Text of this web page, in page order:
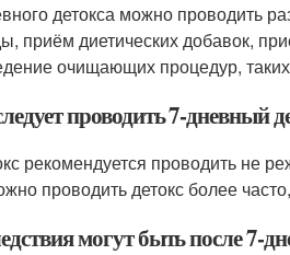
детокса можно проводить
приём диетических добавок,
очищающих процедур,
проводить 7-дневный
рекомендуется проводить не
проводить детокс более
могут быть после 7-